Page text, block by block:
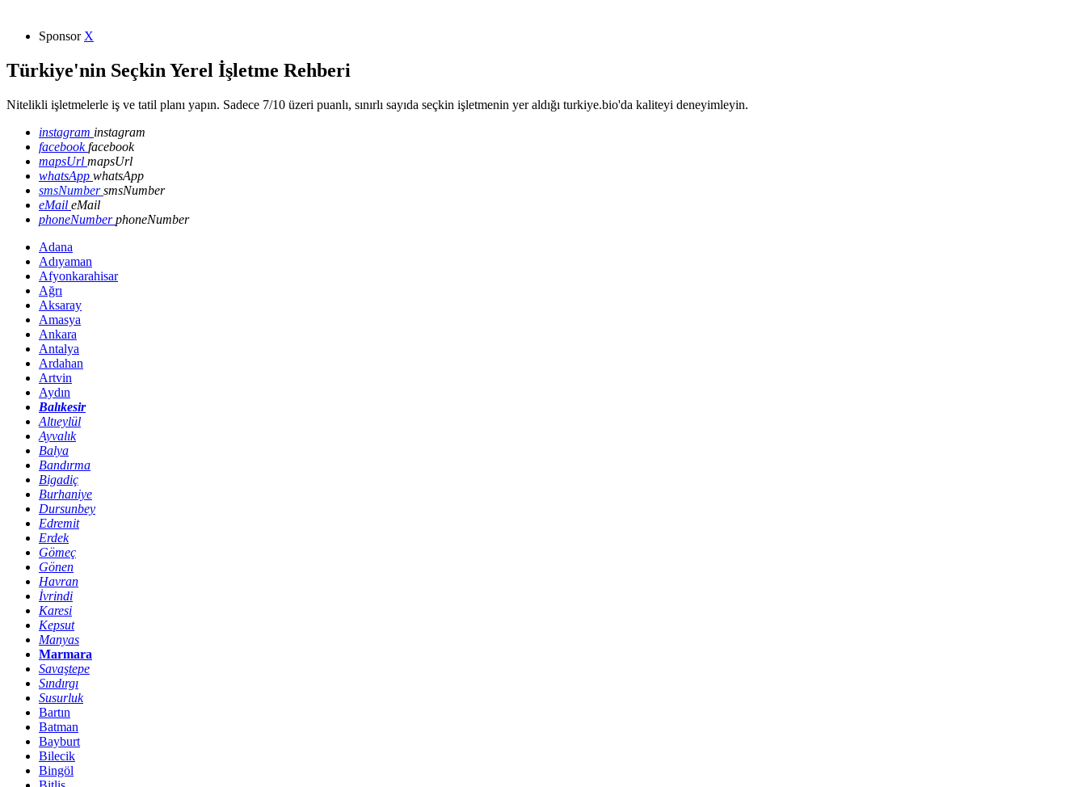
Sponsor X
Türkiye'nin Seçkin Yerel İşletme Rehberi
Nitelikli işletmelerle iş ve tatil planı yapın. Sadece 7/10 üzeri puanlı, sınırlı sayıda seçkin işletmenin yer aldığı turkiye.bio'da kaliteyi deneyimleyin.
instagram instagram
facebookfacebook
mapsUrl mapsUrl
whatsApp whatsApp
smsNumbersmsNumber
eMail eMail
phoneNumberphoneNumber
Adana
Adıyaman
Afyonkarahisar
Ağrı
Aksaray
Amasya
Ankara
Antalya
Ardahan
Artvin
Aydın
Balıkesir
Altıeylül
Ayvalık
Balya
Bandırma
Bigadiç
Burhaniye
Dursunbey
Edremit
Erdek
Gömeç
Gönen
Havran
İvrindi
Karesi
Kepsut
Manyas
Marmara
Savaştepe
Sındırgı
Susurluk
Bartın
Batman
Bayburt
Bilecik
Bingöl